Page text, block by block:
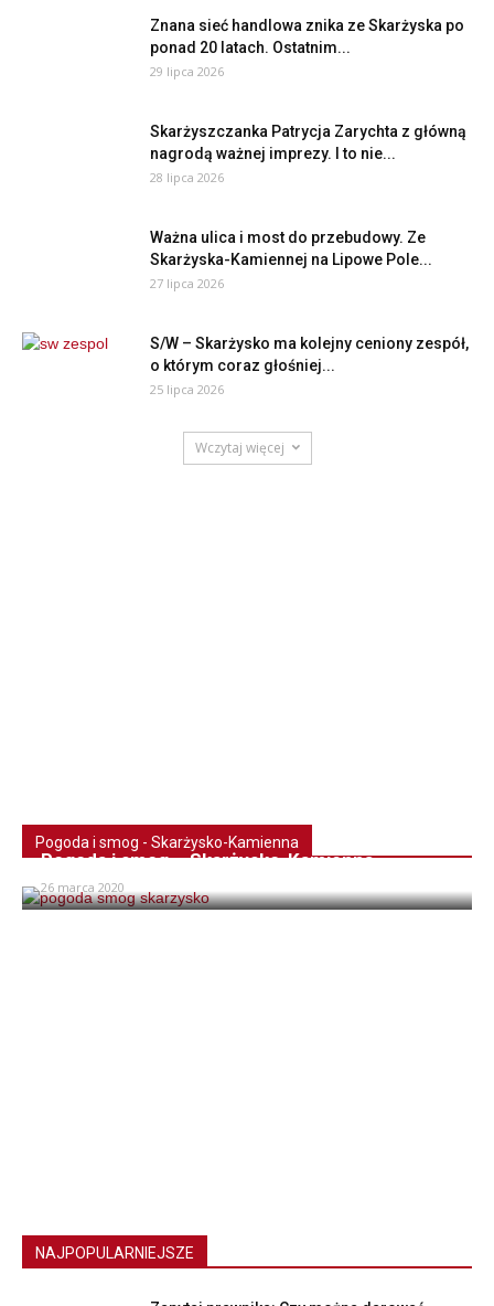
Znana sieć handlowa znika ze Skarżyska po
ponad 20 latach. Ostatnim...
29 lipca 2026
Skarżyszczanka Patrycja Zarychta z główną
nagrodą ważnej imprezy. I to nie...
28 lipca 2026
Ważna ulica i most do przebudowy. Ze
Skarżyska-Kamiennej na Lipowe Pole...
27 lipca 2026
S/W – Skarżysko ma kolejny ceniony zespół,
o którym coraz głośniej...
25 lipca 2026
Wczytaj więcej
Pogoda i smog - Skarżysko-Kamienna
Pogoda i smog – Skarżysko-Kamienna
26 marca 2020
NAJPOPULARNIEJSZE